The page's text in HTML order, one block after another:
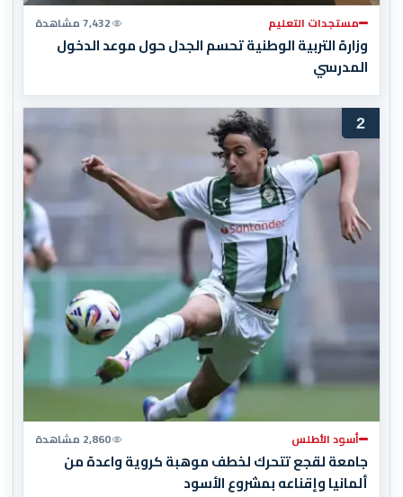
مستجدات التعليم 7,432 مشاهدة
وزارة التربية الوطنية تحسم الجدل حول موعد الدخول
المدرسي
2
أسود الأطلس 2,860 مشاهدة
جامعة لقجع تتحرك لخطف موهبة كروية واعدة من
ألمانيا وإقناعه بمشروع الأسود